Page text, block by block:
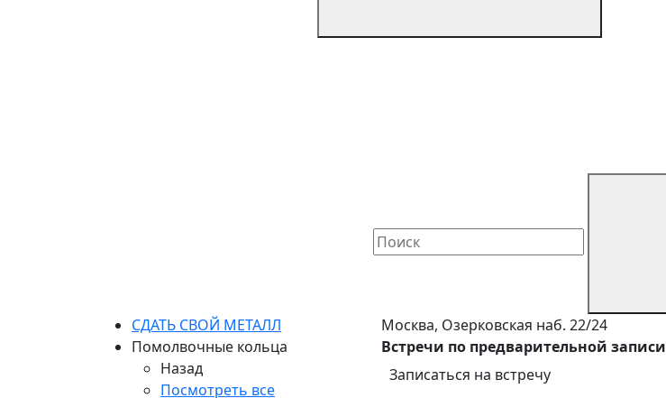
СДАТЬ СВОЙ МЕТАЛЛ
Помолвочные кольца
Назад
Посмотреть все
Москва, Озерковская наб. 22/24
Встречи по предварительной записи
Записаться на встречу